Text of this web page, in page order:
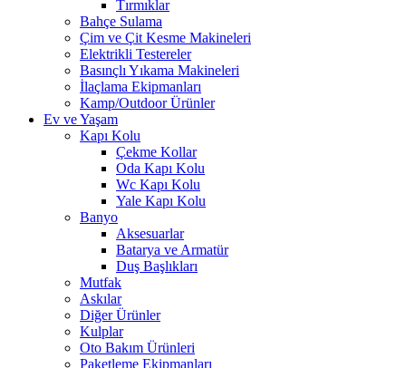
Tırmıklar
Bahçe Sulama
Çim ve Çit Kesme Makineleri
Elektrikli Testereler
Basınçlı Yıkama Makineleri
İlaçlama Ekipmanları
Kamp/Outdoor Ürünler
Ev ve Yaşam
Kapı Kolu
Çekme Kollar
Oda Kapı Kolu
Wc Kapı Kolu
Yale Kapı Kolu
Banyo
Aksesuarlar
Batarya ve Armatür
Duş Başlıkları
Mutfak
Askılar
Diğer Ürünler
Kulplar
Oto Bakım Ürünleri
Paketleme Ekipmanları